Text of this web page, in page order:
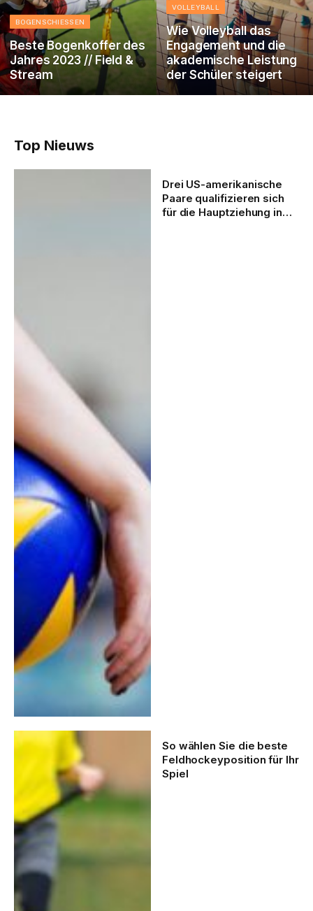
BOGENSCHIESSEN
Beste Bogenkoffer des
Jahres 2023 // Field &
Stream
VOLLEYBALL
Wie Volleyball das
Engagement und die
akademische Leistung
der Schüler steigert
Top Nieuws
Drei US-amerikanische
Paare qualifizieren sich
für die Hauptziehung in
So wählen Sie die beste
Feldhockeyposition für Ihr
Spiel